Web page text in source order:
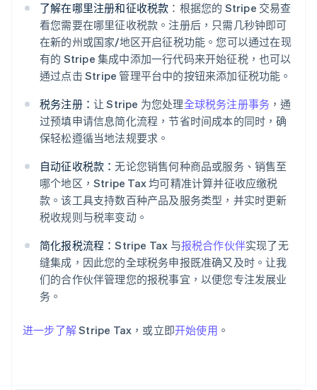
了解在哪里注册和征收税款 ：根据您的 Stripe 交易查
看您需要在哪里征收税款。注册后，只需几秒钟即可
在新的州或国家/地区开启征税功能。您可以通过在现
有的 Stripe 集成中添加一行代码来开始征税，也可以
通过点击 Stripe 管理平台中的按钮来添加征税功能。
税务注册： 让 Stripe 为您处理全球税务注册事务 ，通
过预填申请信息简化流程，节省时间成本的同时，确
保轻松遵循当地法规要求。
自动征收税款：无论您销售何种商品或服务、销售至
哪个地区，Stripe Tax 均可精准计算并征收应缴税
款。该工具支持数百种产品及服务类型，并实时更新
税收规则与税率变动。
简化报税流程：Stripe Tax 与报税合作伙伴实现了无
缝集成，因此您的全球税务申报既准确又及时。让我
们的合作伙伴管理您的报税事宜，以便您专注发展业
务。
进一步了解Stripe Tax，或立即开始使用 。
阿联酋
爱尔兰
English
爱沙尼亚
English
澳大利亚